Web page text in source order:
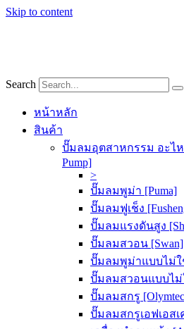
Skip to content
Search
หน้าหลัก
สินค้า
ปั๊มลมอุตสาหกรรม อะไห
Pump]
>
ปั๊มลมพูม่า [Puma]
ปั๊มลมฟูเช็ง
ปั๊มลมแรงดันสูง
ปั๊มลมสวอน [Swan]
ปั๊มลมพูม่าแบบไม่ใ
ปั๊มลมสวอนแบบไม่
ปั๊มลมสกรู
ปั๊มลมสกรูเอฟเอสเ